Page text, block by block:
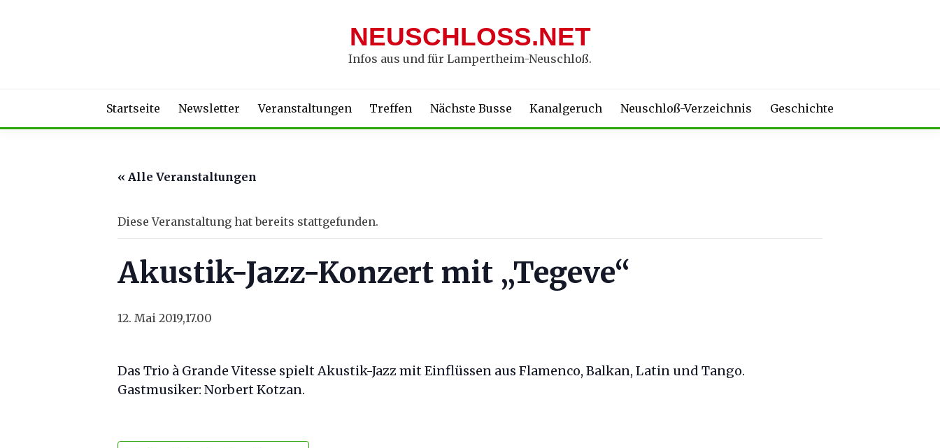
NEUSCHLOSS.NET
Infos aus und für Lampertheim-Neuschloß.
Startseite Newsletter Veranstaltungen Treffen Nächste Busse Kanalgeruch Neuschloß-Verzeichnis Geschichte
« Alle Veranstaltungen
Diese Veranstaltung hat bereits stattgefunden.
Akustik-Jazz-Konzert mit „Tegeve“
12. Mai 2019,17.00
Das Trio à Grande Vitesse spielt Akustik-Jazz mit Einflüssen aus Flamenco, Balkan, Latin und Tango.
Gastmusiker: Norbert Kotzan.